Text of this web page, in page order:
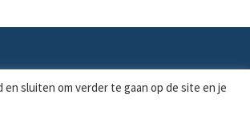
Sitemap Disclaimer
sluiten om verder te gaan op de site en je